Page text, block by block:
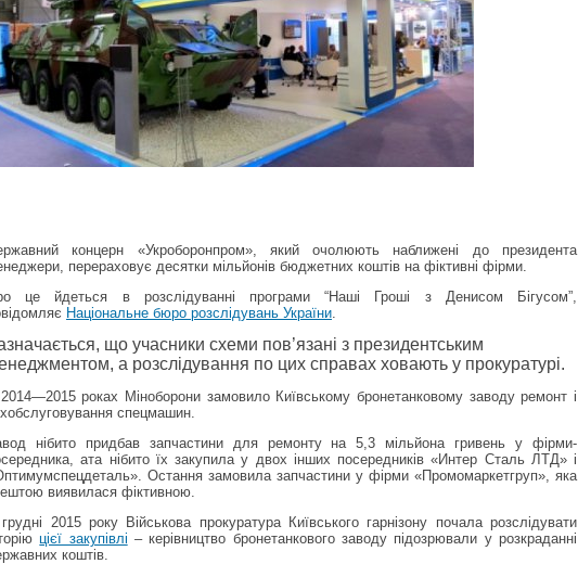
концерн «Укроборонпром», який очолюють наближені до президента
перераховує десятки мільйонів бюджетних коштів на фіктивні фірми.
це йдеться в розслідуванні програми “Наші Гроші з Денисом Бігусом”,
Національне бюро розслідувань України.
що учасники схеми пов’язані з президентським
а розслідування по цих справах ховають у прокуратурі.
роках Міноборони замовило Київському бронетанковому заводу ремонт і
спецмашин.
нібито придбав запчастини для ремонту на 5,3 мільйона гривень у фірми-
ата нібито їх закупила у двох інших посередників «Интер Сталь ЛТД» і
Остання замовила запчастини у фірми «Промомаркетгруп», яка
виявилася фіктивною.
2015 року Військова прокуратура Київського гарнізону почала розслідувати
цієї закупівлі – керівництво бронетанкового заводу підозрювали у розкраданні
коштів.